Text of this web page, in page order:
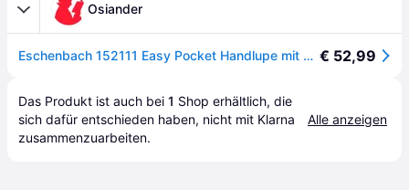
Osiander
Eschenbach 152111 Easy Pocket Handlupe mit LED-Beleuchtung Vergrößerungsfaktor: 3 x € 52,99
Das Produkt ist auch bei 1 Shop erhältlich, die
sich dafür entschieden haben, nicht mit Klarna
zusammenzuarbeiten.
Alle anzeigen